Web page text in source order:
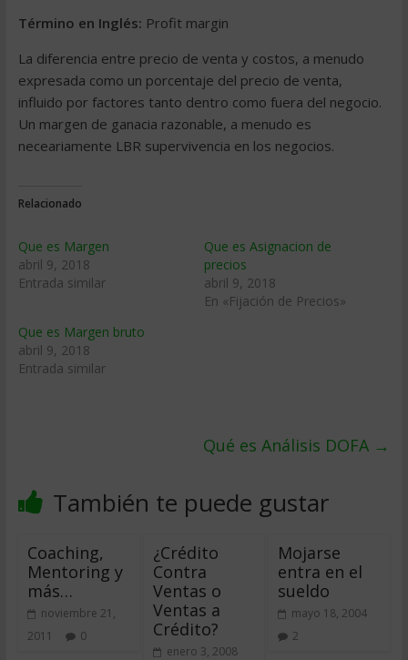
Término en Inglés: Profit margin
La diferencia entre precio de venta y costos, a menudo
expresada como un porcentaje del precio de venta,
influido por factores tanto dentro como fuera del negocio.
Un margen de ganacia razonable, a menudo es
neceariamente LBR supervivencia en los negocios.
Relacionado
Que es Margen
abril 9, 2018
Entrada similar
Que es Asignacion de
precios
abril 9, 2018
En «Fijación de Precios»
Que es Margen bruto
abril 9, 2018
Entrada similar
Qué es Análisis DOFA →
También te puede gustar
Coaching,
Mentoring y
más…
noviembre 21,
2011
0
¿Crédito
Contra
Ventas o
Ventas a
Crédito?
enero 3, 2008
Mojarse
entra en el
sueldo
mayo 18, 2004
2